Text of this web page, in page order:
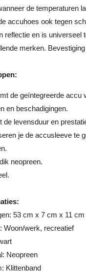
de temperaturen
accuhoes ook tegen
reflectie en is universeel
merken.
de geïntegreerde accu
en beschadigingen.
de levensduur en
je de accusleeve te
neopreen.
53 cm x 7 cm x 11
Woon/werk, recreatief
Neopreen
Klittenband